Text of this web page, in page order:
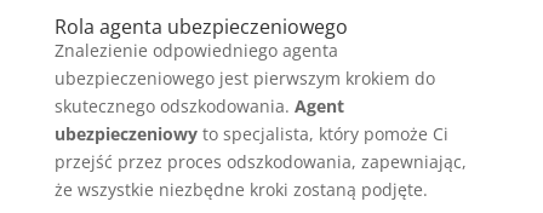
Rola agenta ubezpieczeniowego
Znalezienie odpowiedniego agenta
ubezpieczeniowego jest pierwszym krokiem do
skutecznego odszkodowania. Agent
ubezpieczeniowyto specjalista, który pomoże Ci
przejść przez proces odszkodowania, zapewniając,
że wszystkie niezbędne kroki zostaną podjęte.